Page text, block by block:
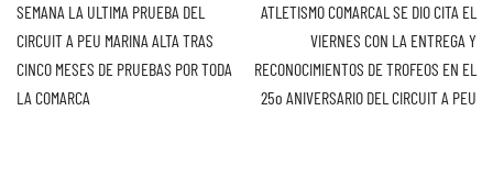
SEMANA LA ULTIMA PRUEBA DEL
CIRCUIT A PEU MARINA ALTA TRAS
CINCO MESES DE PRUEBAS POR TODA
LA COMARCA
ATLETISMO COMARCAL SE DIO CITA EL
VIERNES CON LA ENTREGA Y
RECONOCIMIENTOS DE TROFEOS EN EL
25o ANIVERSARIO DEL CIRCUIT A PEU